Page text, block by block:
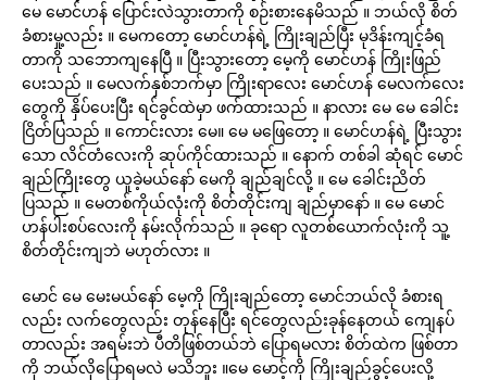
မေ မောင်ဟန် ပြောင်းလဲသွားတာကို စဉ်းစားနေမိသည် ။ ဘယ်လို စိတ်
ခံစားမှု့လည်း ။ မေကတော့ မောင်ဟန်ရဲ့ ကြိုးချည်ပြီး မုဒိန်းကျင့်ခံရ
တာကို သဘောကျနေပြီ ။ ပြီးသွားတော့ မေ့ကို မောင်ဟန် ကြိုးဖြည်
ပေးသည် ။ မေလက်နှစ်ဘက်မှာ ကြိုးရာလေး မောင်ဟန် မေလက်လေး
တွေကို နှိပ်ပေးပြီး ရင်ခွင်ထဲမှာ ဖက်ထားသည် ။ နာလား မေ မေ ခေါင်း
ငြိတ်ပြသည် ။ ကောင်းလား မေ။ မေ မဖြေတော့ ။ မောင်ဟန်ရဲ့ ပြီးသွား
သော လိင်တံလေးကို ဆုပ်ကိုင်ထားသည် ။ နောက် တစ်ခါ ဆုံရင် မောင်
ချည်ကြိုးတွေ ယူခဲ့မယ်နော် မေကို ချည်ချင်လို့ ။ မေ ခေါင်းညိတ်
ပြသည် ။ မေတစ်ကိုယ်လုံးကို စိတ်တိုင်းကျ ချည်မှာနော် ။ မေ မောင်
ဟန်ပါးစပ်လေးကို နမ်းလိုက်သည် ။ ခုရော လူတစ်ယောက်လုံးကို သူ့
စိတ်တိုင်းကျဘဲ မဟုတ်လား ။
မောင် မေ မေးမယ်နော် မေ့ကို ကြိုးချည်တော့ မောင်ဘယ်လို ခံစားရ
လည်း လက်တွေလည်း တုန်နေပြီး ရင်တွေလည်းခုန်နေတယ် ကျေနပ်
တာလည်း အရမ်းဘဲ ပီတိဖြစ်တယ်ဘဲ ပြောရမလား စိတ်ထဲက ဖြစ်တာ
ကို ဘယ်လိုပြောရမလဲ မသိဘူး ။မေ မောင့်ကို ကြိုးချည်ခွင့်ပေးလို့